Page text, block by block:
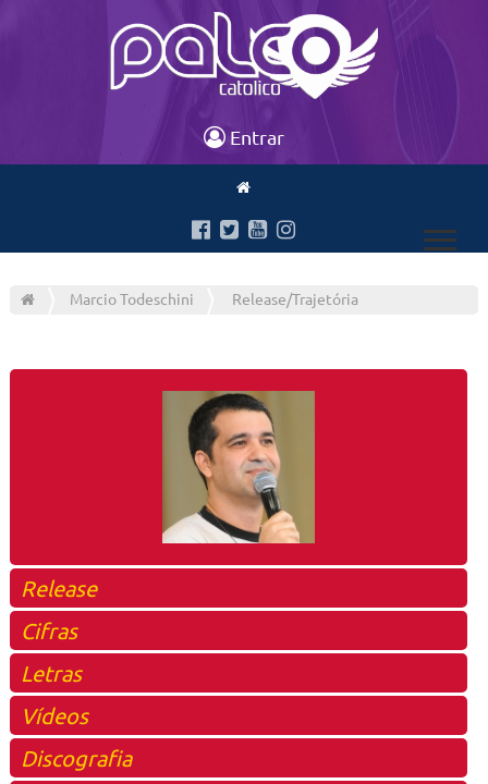
Entrar
Marcio Todeschini Release/Trajetória
Release
Cifras
Letras
Vídeos
Discografia